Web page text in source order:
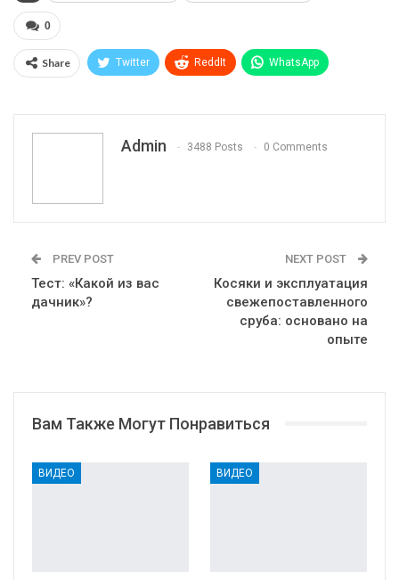
0
Share Twitter ReddIt WhatsApp
Admin 3488 Posts 0 Comments
PREV POST
Тест: «Какой из вас
дачник»?
NEXT POST
Косяки и эксплуатация
свежепоставленного
сруба: основано на
опыте
Вам Также Могут Понравиться
ВИДЕО ВИДЕО